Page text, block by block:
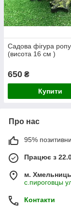
Садова фігура
(висота 16 см )
650 ₴
Купити
Про нас
95%
Працює з
м.
с.пироговцы
Контакти